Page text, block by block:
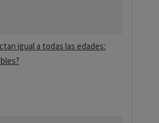
igual a todas las edades: